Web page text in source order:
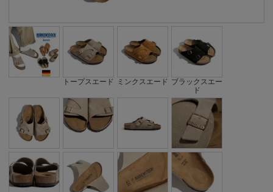
トープスエード ミンクスエード ブラックスエー
ド